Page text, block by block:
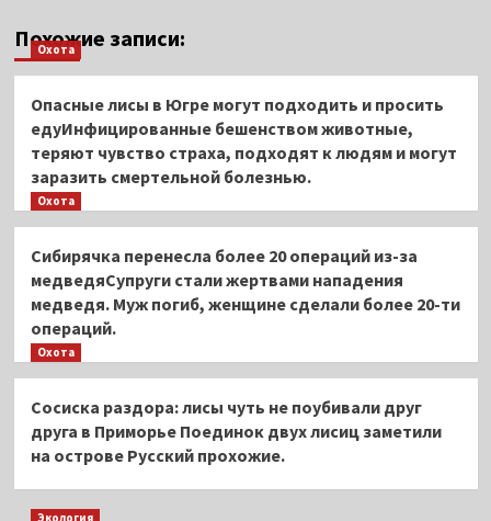
Похожие записи:
Охота
Опасные лисы в Югре могут подходить и просить
едуИнфицированные бешенством животные,
теряют чувство страха, подходят к людям и могут
заразить смертельной болезнью.
Охота
Сибирячка перенесла более 20 операций из-за
медведяСупруги стали жертвами нападения
медведя. Муж погиб, женщине сделали более 20-ти
операций.
Охота
Сосиска раздора: лисы чуть не поубивали друг
друга в Приморье Поединок двух лисиц заметили
на острове Русский прохожие.